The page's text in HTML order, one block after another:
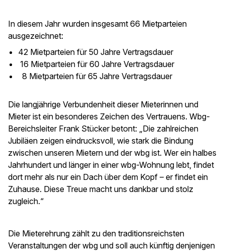
In diesem Jahr wurden insgesamt 66 Mietparteien
ausgezeichnet:
42 Mietparteien für 50 Jahre Vertragsdauer
16 Mietparteien für 60 Jahre Vertragsdauer
8 Mietparteien für 65 Jahre Vertragsdauer
Die langjährige Verbundenheit dieser Mieterinnen und
Mieter ist ein besonderes Zeichen des Vertrauens. Wbg-
Bereichsleiter Frank Stücker betont: „Die zahlreichen
Jubiläen zeigen eindrucksvoll, wie stark die Bindung
zwischen unseren Mietern und der wbg ist. Wer ein halbes
Jahrhundert und länger in einer wbg-Wohnung lebt, findet
dort mehr als nur ein Dach über dem Kopf – er findet ein
Zuhause. Diese Treue macht uns dankbar und stolz
zugleich.“
Die Mieterehrung zählt zu den traditionsreichsten
Veranstaltungen der wbg und soll auch künftig denjenigen